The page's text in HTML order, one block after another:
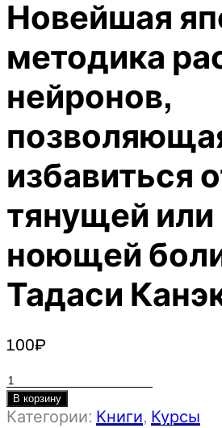
Новейшая
методика
нейронов,
избавиться
тянущей или
ноющей
Тадаси
100₽
Количество
товара
Нейрогимнастика.
В корзину
Категории: Книги, Курсы